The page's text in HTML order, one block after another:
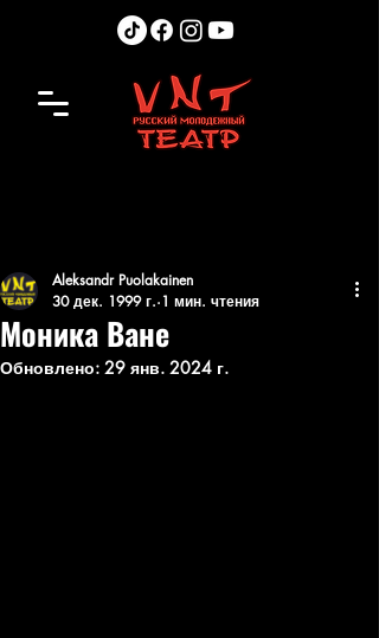
Моника Ване
Aleksandr Puolakainen
30 дек. 1999 г. 1 мин. чтения
Обновлено: 29 янв. 2024 г.